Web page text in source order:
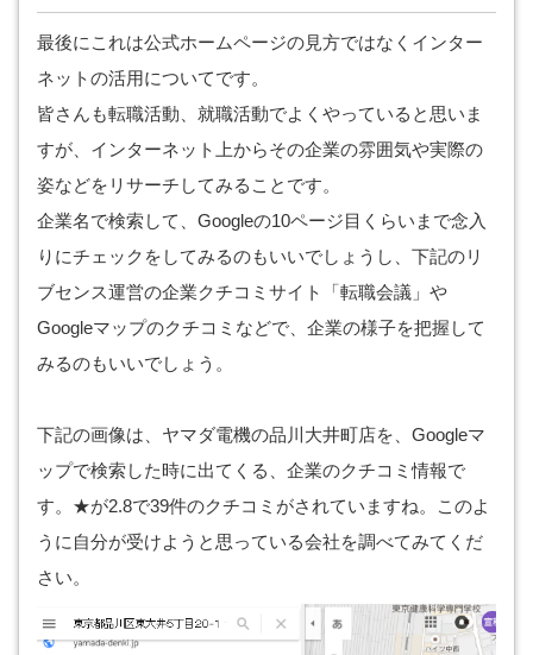
最後にこれは公式ホームページの見方ではなくインター
ネットの活用についてです。
皆さんも転職活動、就職活動でよくやっていると思いま
すが、インターネット上からその企業の雰囲気や実際の
姿などをリサーチしてみることです。
企業名で検索して、Googleの10ページ目くらいまで念入
りにチェックをしてみるのもいいでしょうし、下記のリ
ブセンス運営の企業クチコミサイト「転職会議」や
Googleマップのクチコミなどで、企業の様子を把握して
みるのもいいでしょう。
下記の画像は、ヤマダ電機の品川大井町店を、Googleマ
ップで検索した時に出てくる、企業のクチコミ情報で
す。★が2.8で39件のクチコミがされていますね。このよ
うに自分が受けようと思っている会社を調べてみてくだ
さい。